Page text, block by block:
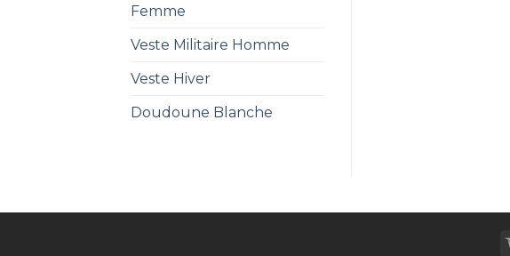
Femme
Veste Militaire Homme
Veste Hiver
Doudoune Blanche